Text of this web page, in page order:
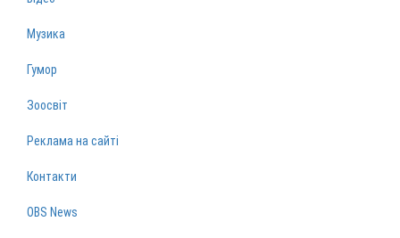
Музика
Гумор
Зоосвіт
Реклама на сайті
Контакти
OBS News